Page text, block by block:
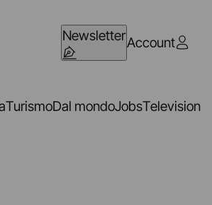
NewsletterAccount
TurismoDal mondoJobsTelevision